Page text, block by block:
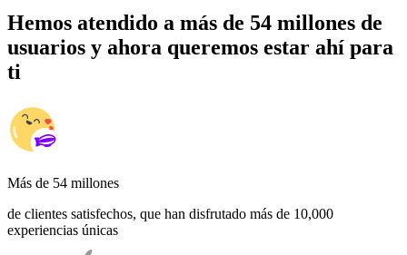
Hemos atendido a más de 54 millones de
usuarios y ahora queremos estar ahí para
ti
Más de 54 millones
de clientes satisfechos, que han disfrutado más de 10,000
experiencias únicas